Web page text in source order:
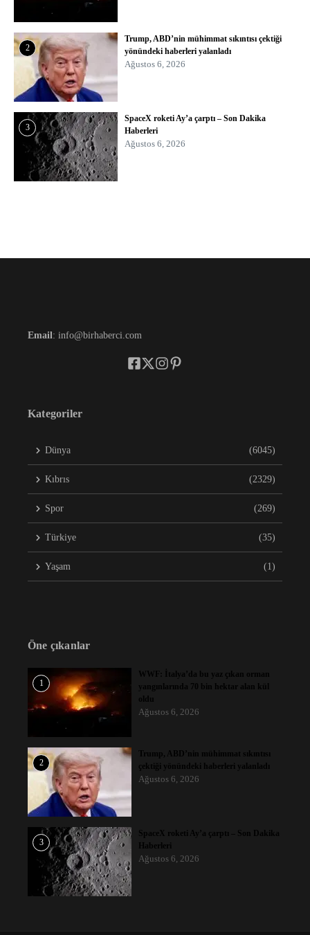
2
Trump, ABD’nin mühimmat sıkıntısı çektiği
yönündeki haberleri yalanladı
Ağustos 6, 2026
3
SpaceX roketi Ay’a çarptı – Son Dakika
Haberleri
Ağustos 6, 2026
Email: info@birhaberci.com
Kategoriler
Dünya (6045)
Kıbrıs (2329)
Spor (269)
Türkiye (35)
Yaşam (1)
Öne çıkanlar
1
WWF: İtalya’da bu yaz çıkan orman
yangınlarında 70 bin hektar alan kül
oldu
Ağustos 6, 2026
2
Trump, ABD’nin mühimmat sıkıntısı
çektiği yönündeki haberleri yalanladı
Ağustos 6, 2026
3
SpaceX roketi Ay’a çarptı – Son Dakika
Haberleri
Ağustos 6, 2026